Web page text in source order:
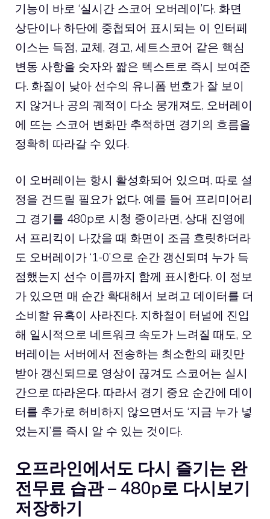
기능이 바로 ‘실시간 스코어 오버레이’다. 화면
상단이나 하단에 중첩되어 표시되는 이 인터페
이스는 득점, 교체, 경고, 세트스코어 같은 핵심
변동 사항을 숫자와 짧은 텍스트로 즉시 보여준
다. 화질이 낮아 선수의 유니폼 번호가 잘 보이
지 않거나 공의 궤적이 다소 뭉개져도, 오버레이
에 뜨는 스코어 변화만 추적하면 경기의 흐름을
정확히 따라갈 수 있다.
이 오버레이는 항시 활성화되어 있으며, 따로 설
정을 건드릴 필요가 없다. 예를 들어 프리미어리
그 경기를 480p로 시청 중이라면, 상대 진영에
서 프리킥이 나갔을 때 화면이 조금 흐릿하더라
도 오버레이가 ‘1-0’으로 순간 갱신되며 누가 득
점했는지 선수 이름까지 함께 표시한다. 이 정보
가 있으면 매 순간 확대해서 보려고 데이터를 더
소비할 유혹이 사라진다. 지하철이 터널에 진입
해 일시적으로 네트워크 속도가 느려질 때도, 오
버레이는 서버에서 전송하는 최소한의 패킷만
받아 갱신되므로 영상이 끊겨도 스코어는 실시
간으로 따라온다. 따라서 경기 중요 순간에 데이
터를 추가로 허비하지 않으면서도 ‘지금 누가 넣
었는지’를 즉시 알 수 있는 것이다.
오프라인에서도 다시 즐기는 완
전무료 습관 – 480p로 다시보기
저장하기